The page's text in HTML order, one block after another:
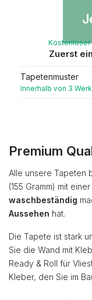
Kostenloser
Zuerst
Tapetenmuster
Innerhalb von 3
Premium
Alle unsere Tapeten
(155 Gramm) mit
waschbeständig
Aussehen hat.
Die Tapete ist stark
Sie die Wand mit
Ready & Roll für
Kleber, den Sie im